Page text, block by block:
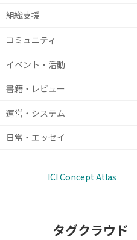
組織支援
コミュニティ
イベント・活動
書籍・レビュー
運営・システム
日常・エッセイ
ICI Concept Atlas
タグクラウド